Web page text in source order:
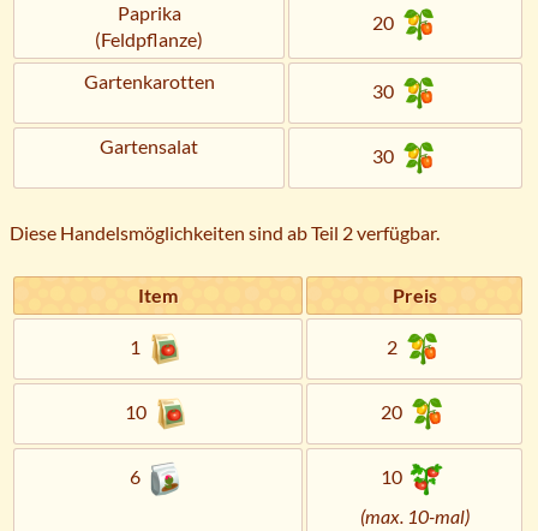
Paprika
(Feldpflanze)
20
Gartenkarotten 30
Gartensalat 30
Diese Handelsmöglichkeiten sind ab Teil 2 verfügbar.
Item Preis
1 2
10 20
6
10
(max. 10-mal)